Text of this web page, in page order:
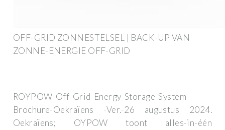
OFF-GRID ZONNESTELSEL | BACK-UP VAN
ZONNE-ENERGIE OFF-GRID
ROYPOW-Off-Grid-Energy-Storage-System-
Brochure-Oekraïens -Ver.-26 augustus 2024.
Oekraïens; OYPOW toont alles-in-één